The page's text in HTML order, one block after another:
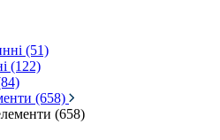
(51)
(122)
(658)
(658)